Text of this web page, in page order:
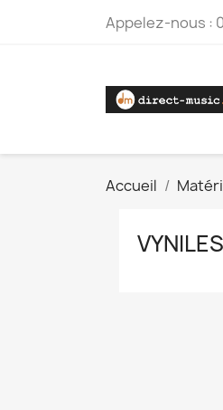
Appelez-nous :
Accueil
VYNILES